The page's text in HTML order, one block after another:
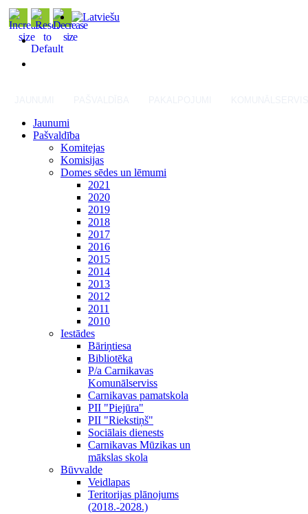
Jaunumi
Pašvaldība
Komitejas
Komisijas
Domes sēdes un lēmumi
2021
2020
2019
2018
2017
2016
2015
2014
2013
2012
2011
2010
Iestādes
Bāriņtiesa
Bibliotēka
P/a Carnikavas
Komunālserviss
Carnikavas pamatskola
PII "Piejūra"
PII "Riekstiņš"
Sociālais dienests
Carnikavas Mūzikas un
mākslas skola
Būvvalde
Veidlapas
Teritorijas plānojums
(2018.-2028.)